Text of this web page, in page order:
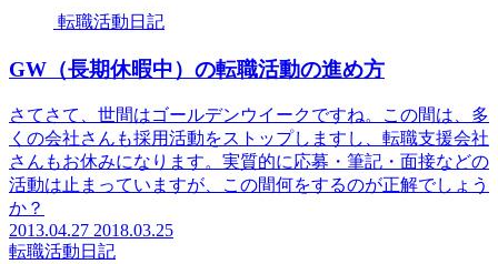
転職活動日記
GW（長期休暇中）の転職活動の進め方
さてさて、世間はゴールデンウイークですね。この間は、多
くの会社さんも採用活動をストップしますし、転職支援会社
さんもお休みになります。実質的に応募・筆記・面接などの
活動は止まっていますが、この間何をするのが正解でしょう
か？
2013.04.27 2018.03.25
転職活動日記